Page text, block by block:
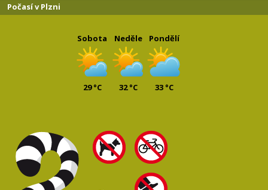
Počasí v Plzni
Sobota
29 °C
Neděle
32 °C
Pondělí
33 °C